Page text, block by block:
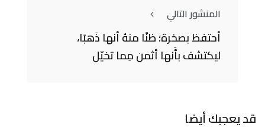
المنشور التالي
أحتفظ بصخرة؛ ظنًا منهُ أنها ذَهبًا،
ليكتشف بأَنها أثمن مِما تخيّل
قد يعجبك أيضا